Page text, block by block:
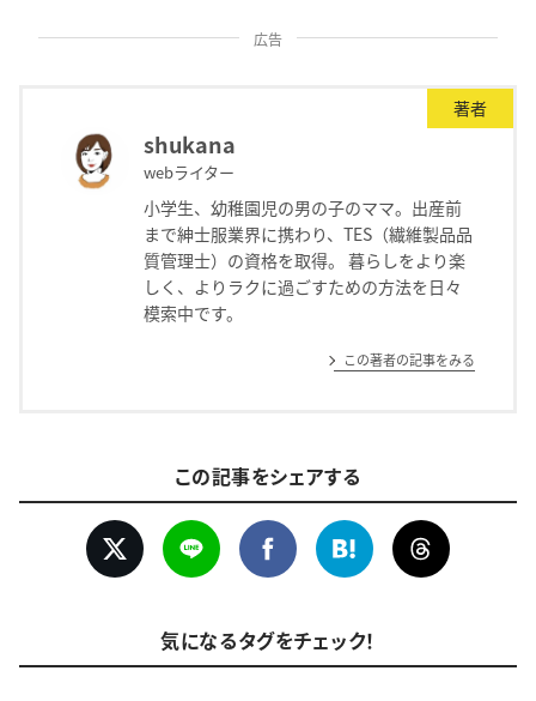
広告
著者
shukana
webライター
小学生、幼稚園児の男の子のママ。出産前
まで紳士服業界に携わり、TES（繊維製品品
質管理士）の資格を取得。 暮らしをより楽
しく、よりラクに過ごすための方法を日々
模索中です。
この著者の記事をみる
この記事をシェアする
気になるタグをチェック！